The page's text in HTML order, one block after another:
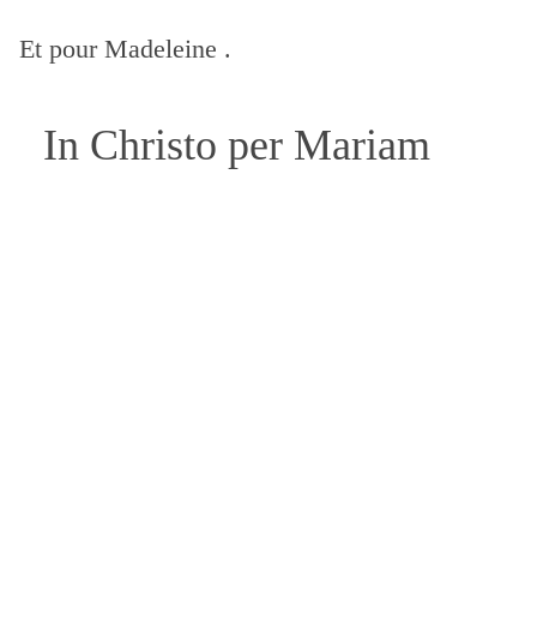
Et pour Madeleine .
In Christo per Mariam